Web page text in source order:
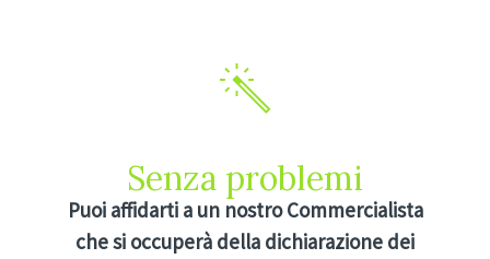
Senza problemi
Puoi affidarti a un nostro Commercialista
che si occuperà della dichiarazione dei